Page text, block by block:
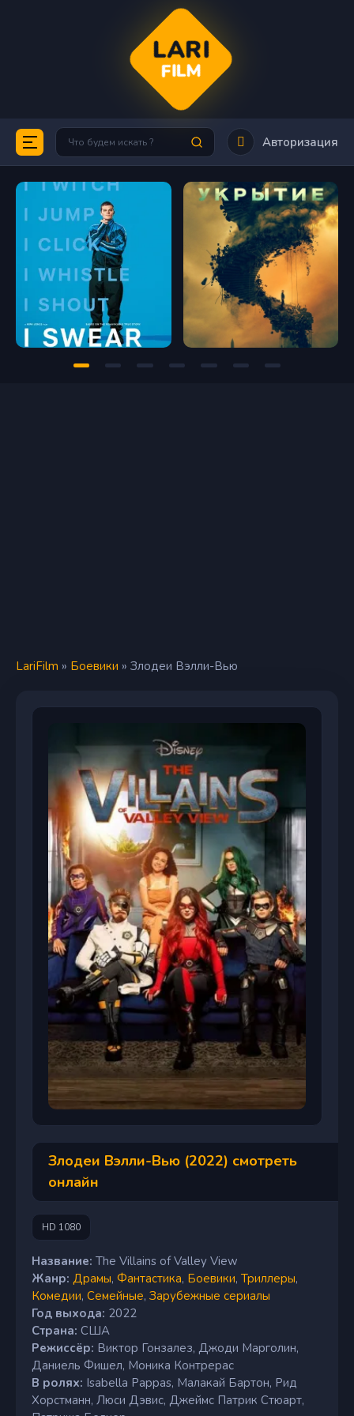
LARI
FILM
Авторизация
LariFilm » Боевики » Злодеи Вэлли-Вью
Злодеи Вэлли-Вью (2022) смотреть
онлайн
HD 1080
Название: The Villains of Valley View
Жанр: Драмы, Фантастика, Боевики, Триллеры,
Комедии, Семейные, Зарубежные сериалы
Год выхода: 2022
Страна: США
Режиссёр: Виктор Гонзалез, Джоди Марголин,
Даниель Фишел, Моника Контрерас
В ролях: Isabella Pappas, Малакай Бартон, Рид
Хорстманн, Люси Дэвис, Джеймс Патрик Стюарт,